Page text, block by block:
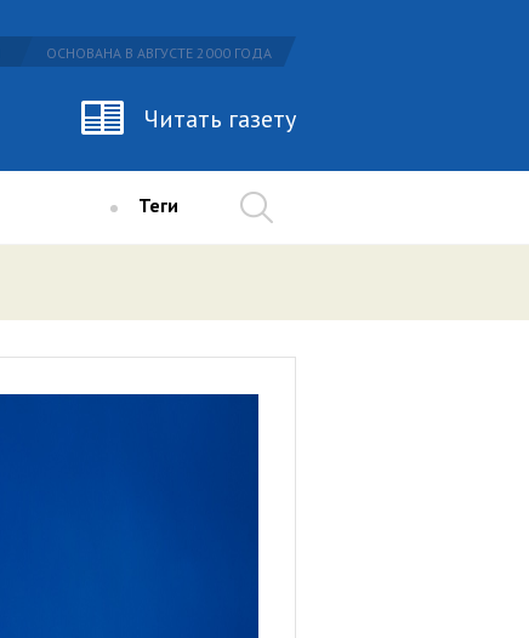
ОСНОВАНА В АВГУСТЕ 2000 ГОДА
Читать газету
Теги